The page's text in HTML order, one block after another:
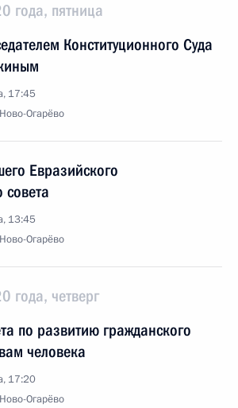
года, пятница
Конституционного Суда
17:45
Огарёво
Евразийского
совета
13:45
Огарёво
года, четверг
по развитию гражданского
человека
17:20
Огарёво